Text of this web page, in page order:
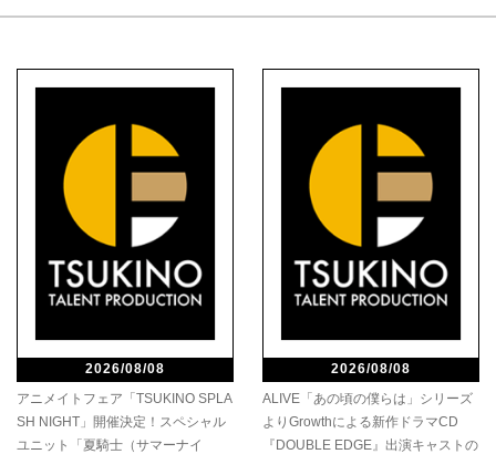
2026/08/08
アニメイトフェア「TSUKINO SPLA
SH NIGHT」開催決定！スペシャル
ユニット「夏騎士（サマーナイ
2026/08/08
ALIVE「あの頃の僕らは」シリーズ
よりGrowthによる新作ドラマCD
『DOUBLE EDGE』出演キャストの